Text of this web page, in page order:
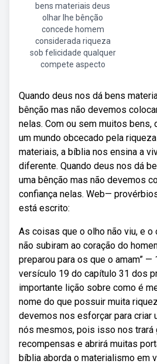
bens materiais deus
olhar lhe bênção
concede homem
considerada riqueza
sob felicidade qualquer
compete aspecto
Quando deus nos dá bens
bênção mas não devemos
nelas. Com ou sem muitos bens,
um mundo obcecado pela
materiais, a bíblia nos ensina a
diferente. Quando deus nos dá
uma bênção mas não devemos
confiança nelas. Web—
está escrito:
As coisas que o olho não viu, e o
não subiram ao coração do
preparou para os que o amam”
versículo 19 do capítulo 31 dos
importante lição sobre como é
nome do que possuir muita
devemos nos esforçar para criar
nós mesmos, pois isso nos trará
recompensas e abrirá muitas
bíblia aborda o materialismo em